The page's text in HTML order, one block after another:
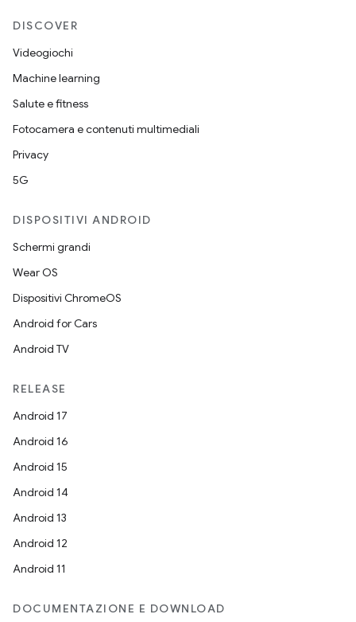
DISCOVER
Videogiochi
Machine learning
Salute e fitness
Fotocamera e contenuti multimediali
Privacy
5G
DISPOSITIVI ANDROID
Schermi grandi
Wear OS
Dispositivi ChromeOS
Android for Cars
Android TV
RELEASE
Android 17
Android 16
Android 15
Android 14
Android 13
Android 12
Android 11
DOCUMENTAZIONE E DOWNLOAD